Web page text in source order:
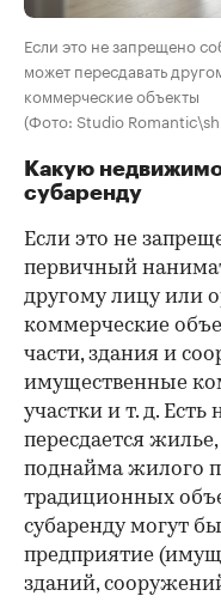
Если это не запрещено
может пересдавать
коммерческие объекты
(Фото: Studio
Какую
субаренду
Если это не
первичный
другому лицу или
коммерческие
части, здания и
имущественные
участки и т. д. Есть
пересдается
поднайма жилого
традиционных
субаренду могут
предприятие
зданий,